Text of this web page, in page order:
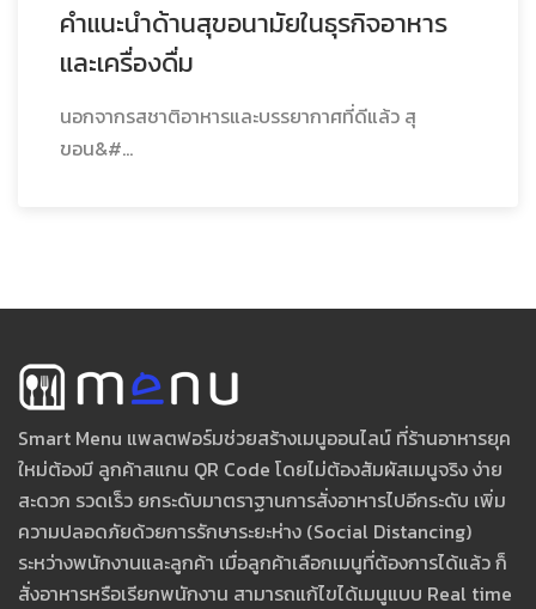
คำแนะนำด้านสุขอนามัยในธุรกิจอาหาร
และเครื่องดื่ม
นอกจากรสชาติอาหารและบรรยากาศที่ดีแล้ว สุ
ขอน&#...
Smart Menu แพลตฟอร์มช่วยสร้างเมนูออนไลน์ ที่ร้านอาหารยุค
ใหม่ต้องมี ลูกค้าสแกน QR Code โดยไม่ต้องสัมผัสเมนูจริง ง่าย
สะดวก รวดเร็ว ยกระดับมาตราฐานการสั่งอาหารไปอีกระดับ เพิ่ม
ความปลอดภัยด้วยการรักษาระยะห่าง (Social Distancing)
ระหว่างพนักงานและลูกค้า เมื่อลูกค้าเลือกเมนูที่ต้องการได้แล้ว ก็
สั่งอาหารหรือเรียกพนักงาน สามารถแก้ไขได้เมนูแบบ Real time